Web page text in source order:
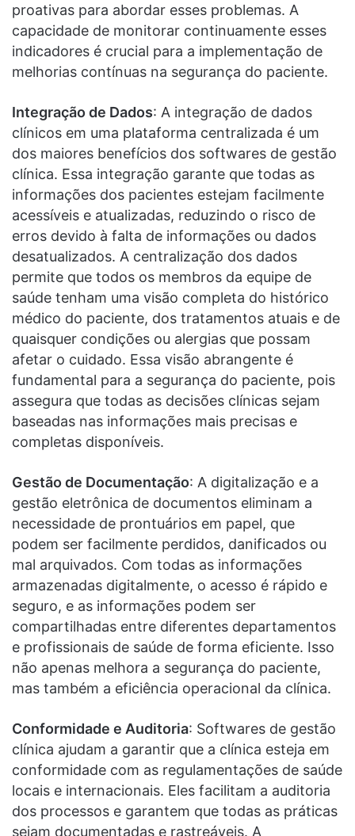
proativas para abordar esses problemas. A
capacidade de monitorar continuamente esses
indicadores é crucial para a implementação de
melhorias contínuas na segurança do paciente.
Integração de Dados: A integração de dados
clínicos em uma plataforma centralizada é um
dos maiores benefícios dos softwares de gestão
clínica. Essa integração garante que todas as
informações dos pacientes estejam facilmente
acessíveis e atualizadas, reduzindo o risco de
erros devido à falta de informações ou dados
desatualizados. A centralização dos dados
permite que todos os membros da equipe de
saúde tenham uma visão completa do histórico
médico do paciente, dos tratamentos atuais e de
quaisquer condições ou alergias que possam
afetar o cuidado. Essa visão abrangente é
fundamental para a segurança do paciente, pois
assegura que todas as decisões clínicas sejam
baseadas nas informações mais precisas e
completas disponíveis.
Gestão de Documentação: A digitalização e a
gestão eletrônica de documentos eliminam a
necessidade de prontuários em papel, que
podem ser facilmente perdidos, danificados ou
mal arquivados. Com todas as informações
armazenadas digitalmente, o acesso é rápido e
seguro, e as informações podem ser
compartilhadas entre diferentes departamentos
e profissionais de saúde de forma eficiente. Isso
não apenas melhora a segurança do paciente,
mas também a eficiência operacional da clínica.
Conformidade e Auditoria: Softwares de gestão
clínica ajudam a garantir que a clínica esteja em
conformidade com as regulamentações de saúde
locais e internacionais. Eles facilitam a auditoria
dos processos e garantem que todas as práticas
sejam documentadas e rastreáveis. A